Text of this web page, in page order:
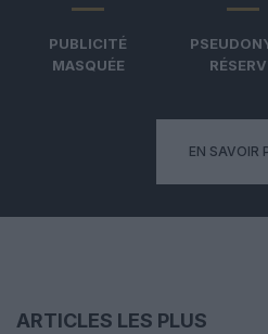
PUBLICITÉ
MASQUÉE
EN SAVOIR
ARTICLES LES PLUS